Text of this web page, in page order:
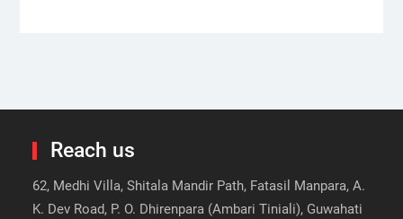
Reach us
62, Medhi Villa, Shitala Mandir Path, Fatasil Manpara, A.
K. Dev Road, P. O. Dhirenpara (Ambari Tiniali), Guwahati